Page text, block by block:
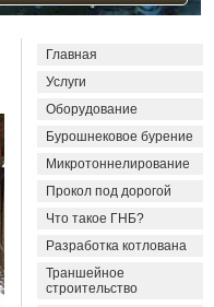
Главная
Услуги
Оборудование
Бурошнековое бурение
Микротоннелирование
Прокол под дорогой
Что такое ГНБ?
Разработка котлована
Траншейное
строительство